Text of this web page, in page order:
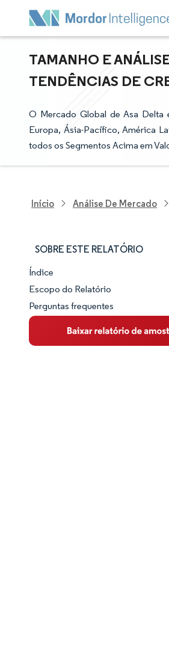
TAMANHO E
TENDÊNCIAS DE
O Mercado Global de Asa
Europa, Ásia-Pacífico, América
todos os Segmentos Acima em
Início Análise De Mercado
SOBRE ESTE RELATÓRIO
Panorama do Mercado
Visão Geral do Mercado
Principais Tendências de
Índice
Escopo do Relatório
Perguntas frequentes